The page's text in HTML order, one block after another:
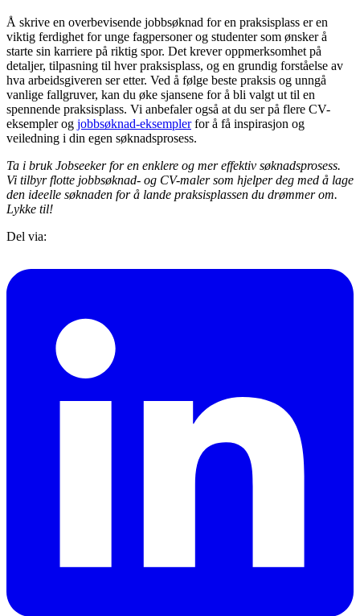
Å skrive en overbevisende jobbsøknad for en praksisplass er en
viktig ferdighet for unge fagpersoner og studenter som ønsker å
starte sin karriere på riktig spor. Det krever oppmerksomhet på
detaljer, tilpasning til hver praksisplass, og en grundig forståelse av
hva arbeidsgiveren ser etter. Ved å følge beste praksis og unngå
vanlige fallgruver, kan du øke sjansene for å bli valgt ut til en
spennende praksisplass. Vi anbefaler også at du ser på flere CV-
eksempler og jobbsøknad-eksemplerfor å få inspirasjon og
veiledning i din egen søknadsprosess.
Ta i bruk Jobseeker for en enklere og mer effektiv søknadsprosess.
Vi tilbyr flotte jobbsøknad- og CV-maler som hjelper deg med å lage
den ideelle søknaden for å lande praksisplassen du drømmer om.
Lykke til!
Del via: